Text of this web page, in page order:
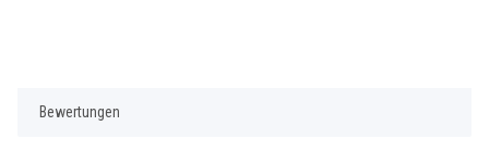
Bewertungen